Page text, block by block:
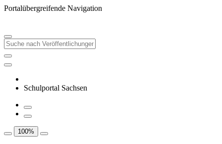
Portalübergreifende Navigation
Schulportal Sachsen
100%